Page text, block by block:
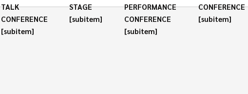
TALK
CONFERENCE
[subitem]
STAGE
[subitem]
PERFORMANCE
CONFERENCE
[subitem]
CONFERENCE
[subitem]